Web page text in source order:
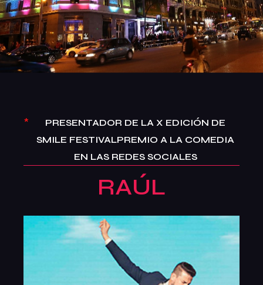
Ranking
Jurado
Organización
Comprometidos con la Agenda 2030
*
PRESENTADOR DE LA X EDICIÓN DE
SMILE FESTIVALPREMIO A LA COMEDIA
EN LAS REDES SOCIALES
RAÚL